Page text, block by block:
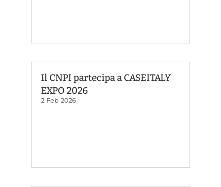
Il CNPI partecipa a CASEITALY
EXPO 2026
2 Feb 2026